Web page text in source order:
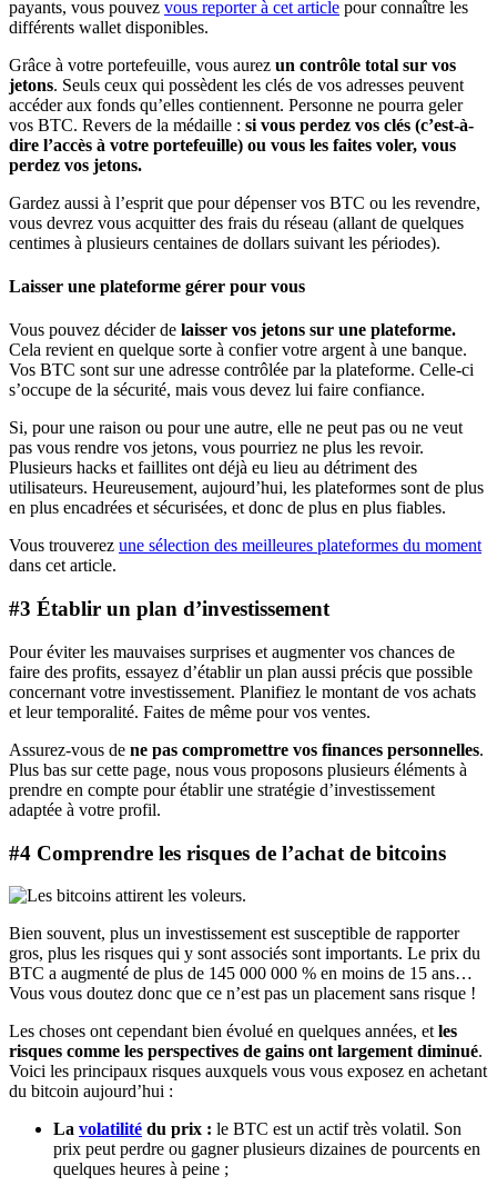
payants, vous pouvez vous reporter à cet article pour connaître les
différents wallet disponibles.
Grâce à votre portefeuille, vous aurez un contrôle total sur vos
jetons. Seuls ceux qui possèdent les clés de vos adresses peuvent
accéder aux fonds qu’elles contiennent. Personne ne pourra geler
vos BTC. Revers de la médaille : si vous perdez vos clés (c’est-à-
dire l’accès à votre portefeuille) ou vous les faites voler, vous
perdez vos jetons.
Gardez aussi à l’esprit que pour dépenser vos BTC ou les revendre,
vous devrez vous acquitter des frais du réseau (allant de quelques
centimes à plusieurs centaines de dollars suivant les périodes).
Laisser une plateforme gérer pour vous
Vous pouvez décider de laisser vos jetons sur une plateforme.
Cela revient en quelque sorte à confier votre argent à une banque.
Vos BTC sont sur une adresse contrôlée par la plateforme. Celle-ci
s’occupe de la sécurité, mais vous devez lui faire confiance.
Si, pour une raison ou pour une autre, elle ne peut pas ou ne veut
pas vous rendre vos jetons, vous pourriez ne plus les revoir.
Plusieurs hacks et faillites ont déjà eu lieu au détriment des
utilisateurs. Heureusement, aujourd’hui, les plateformes sont de plus
en plus encadrées et sécurisées, et donc de plus en plus fiables.
Vous trouverez une sélection des meilleures plateformes du moment
dans cet article.
#3 Établir un plan d’investissement
Pour éviter les mauvaises surprises et augmenter vos chances de
faire des profits, essayez d’établir un plan aussi précis que possible
concernant votre investissement. Planifiez le montant de vos achats
et leur temporalité. Faites de même pour vos ventes.
Assurez-vous de ne pas compromettre vos finances personnelles.
Plus bas sur cette page, nous vous proposons plusieurs éléments à
prendre en compte pour établir une stratégie d’investissement
adaptée à votre profil.
#4 Comprendre les risques de l’achat de bitcoins
Bien souvent, plus un investissement est susceptible de rapporter
gros, plus les risques qui y sont associés sont importants. Le prix du
BTC a augmenté de plus de 145 000 000 % en moins de 15 ans…
Vous vous doutez donc que ce n’est pas un placement sans risque !
Les choses ont cependant bien évolué en quelques années, et les
risques comme les perspectives de gains ont largement diminué.
Voici les principaux risques auxquels vous vous exposez en achetant
du bitcoin aujourd’hui :
La volatilité du prix : le BTC est un actif très volatil. Son
prix peut perdre ou gagner plusieurs dizaines de pourcents en
quelques heures à peine ;